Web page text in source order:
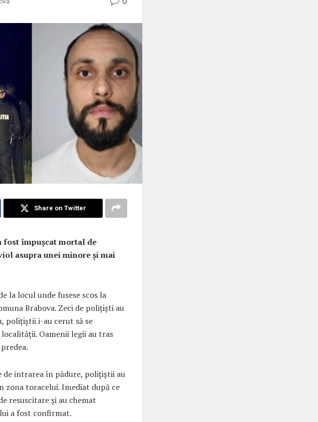
Share on Twitter
fost împușcat mortal de
asupra unei minore și mai
la locul unde fusese scos la
Brabova. Zeci de polițiști au
polițiștii i-au cerut să se
Oamenii legii au tras
de intrarea în pădure, polițiștii au
toracelui. Imediat după ce
resuscitare și au chemat
a fost confirmat.